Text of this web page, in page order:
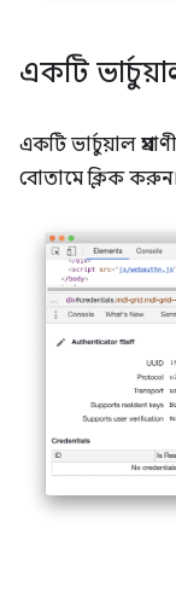
একটি
একটি ভার্চুয়াল
বোতামে ক্লিক